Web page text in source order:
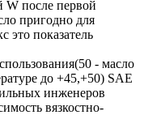
W после первой
пригодно для
это показатель
- масло
до +45,+50) SAE
инженеров
вязкостно-